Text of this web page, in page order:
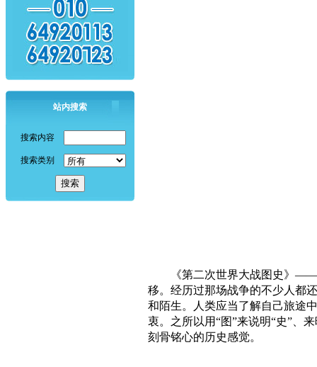
站内搜索
搜索内容
搜索类别
《第二次世界大战图史》——第
移。经历过那场战争的不少人都
和陌生。人类应当了解自己旅途
衷。之所以用“图”来说明“史”、
刻骨铭心的历史感觉。